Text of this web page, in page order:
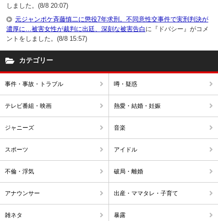
しました。(8/8 20:07)
元ジャンポケ斉藤慎二に懲役7年求刑。不同意性交事件で実刑判決が
濃厚に…被害女性が裁判に出廷、深刻な被害告白 に『ドバシー』がコメ
ントをしました。(8/8 15:57)
カテゴリー
事件・事故・トラブル 噂・疑惑
テレビ番組・映画 熱愛・結婚・妊娠
ジャニーズ 音楽
スポーツ アイドル
不倫・浮気 破局・離婚
アナウンサー 出産・ママタレ・子育て
雑ネタ 暴露